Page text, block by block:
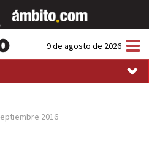
9 de agosto de 2026
2016